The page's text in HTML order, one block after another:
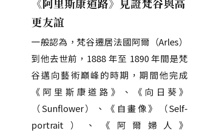
《阿里斯康道路》見證梵谷與高
更友誼
一般認為，梵谷遷居法國阿爾（Arles）
到他去世前，1888 年至 1890 年間是梵
谷邁向藝術巔峰的時期，期間他完成
《阿里斯康道路》、《向日葵》
（Sunflower）、《自畫像》（Self-
portrait）、《阿爾婦人》